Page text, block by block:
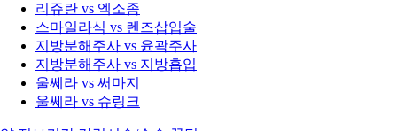
리쥬란 vs 엑소좀
스마일라식 vs 렌즈삽입술
지방분해주사 vs 윤곽주사
지방분해주사 vs 지방흡입
울쎄라 vs 써마지
울쎄라 vs 슈링크